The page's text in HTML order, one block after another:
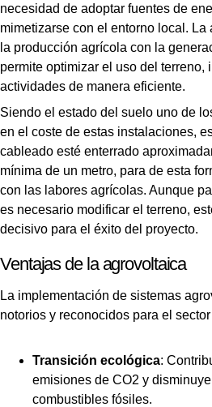
necesidad de adoptar fuentes de
mimetizarse con el entorno local.
la producción agrícola con la
permite optimizar el uso del terreno,
actividades de manera eficiente.
Siendo el estado del suelo uno de
en el coste de estas instalaciones,
cableado esté enterrado
mínima de un metro, para de esta
con las labores agrícolas. Aunque
es necesario modificar el terreno,
decisivo para el éxito del proyecto.
Ventajas de la agrovoltaica
La implementación de sistemas
notorios y reconocidos para el
Transición ecológica:
emisiones de CO2 y
combustibles fósiles.